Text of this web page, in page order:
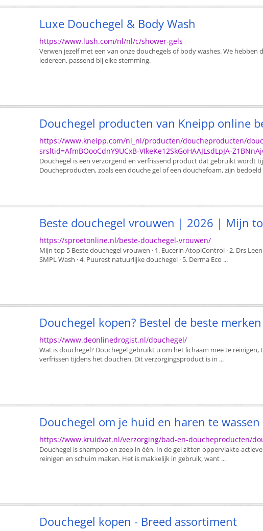
Luxe Douchegel & Body Wash
https://www.lush.com/nl/nl/c/shower-gels
Verwen jezelf met een van onze douchegels of body washes. We hebben
iedereen, passend bij elke stemming.
Douchegel producten van Kneipp online
https://www.kneipp.com/nl_nl/producten/doucheproducten/
srsltid=AfmBOooCdnY9UCxB-VIkeKe12SkGoHAAJLsdLpJA-
Douchegel is een verzorgend en verfrissend product dat gebruikt wordt
Doucheproducten, zoals een douche gel of een douchefoam, zijn bedoeld
Beste douchegel vrouwen | 2026 | Mijn
https://sproetonline.nl/beste-douchegel-vrouwen/
Mijn top 5 Beste douchegel vrouwen · 1. Eucerin AtopiControl · 2. Drs
SMPL Wash · 4. Puurest natuurlijke douchegel · 5. Derma Eco ...
Douchegel kopen? Bestel de beste
https://www.deonlinedrogist.nl/douchegel/
Wat is douchegel? Douchegel gebruikt u om het lichaam mee te reinigen,
verfrissen tijdens het douchen. Dit verzorgingsproduct is in ...
Douchegel om je huid en haren te wassen
https://www.kruidvat.nl/verzorging/bad-en-doucheproducten/
Douchegel is shampoo en zeep in één. In de gel zitten oppervlakte-
reinigen en schuim maken. Het is makkelijk in gebruik, want ...
Douchegel kopen - Breed assortiment